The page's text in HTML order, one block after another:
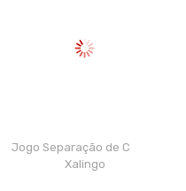
Jogo Separação de Cores
Xalingo